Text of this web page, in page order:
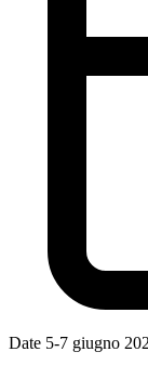
Date 5-7 giugno